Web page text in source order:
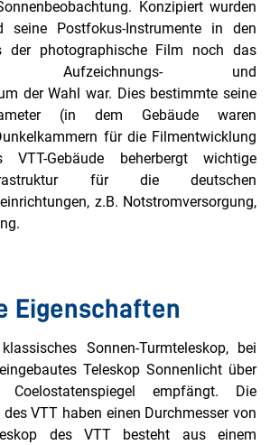
Konzipiert wurden
seine Postfokus-Instrumente in den
der photographische Film noch das
Aufzeichnungs- und
der Wahl war. Dies bestimmte seine
(in dem Gebäude waren
für die Filmentwicklung
VTT-Gebäude beherbergt wichtige
für die deutschen
z.B. Notstromversorgung,
Eigenschaften
Sonnen-Turmteleskop, bei
Teleskop Sonnenlicht über
empfängt. Die
VTT haben einen Durchmesser von
des VTT besteht aus einem